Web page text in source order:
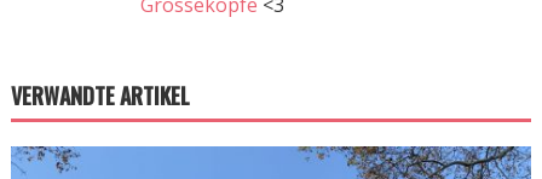
VERWANDTE ARTIKEL